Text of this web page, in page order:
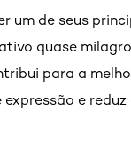
um de seus
quase
para a
e